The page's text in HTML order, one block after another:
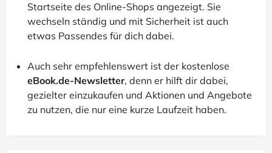
Startseite des Online-Shops angezeigt. Sie
wechseln ständig und mit Sicherheit ist auch
etwas Passendes für dich dabei.
Auch sehr empfehlenswert ist der kostenlose
eBook.de-Newsletter, denn er hilft dir dabei,
gezielter einzukaufen und Aktionen und Angebote
zu nutzen, die nur eine kurze Laufzeit haben.